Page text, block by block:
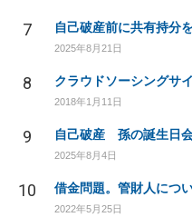
7
2025年8月21日
8
2018年1月11日
9 自己破産 孫の誕生日会
2025年8月4日
10 借金問題。管財人につ
2022年5月25日